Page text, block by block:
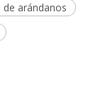
de arándanos